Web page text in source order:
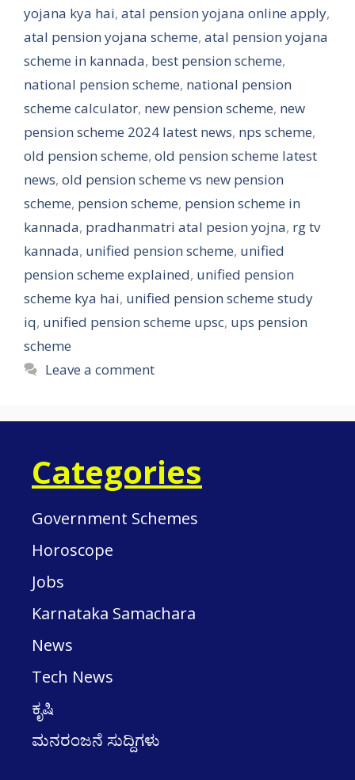
yojana kya hai, atal pension yojana online apply,
atal pension yojana scheme, atal pension yojana
scheme in kannada, best pension scheme,
national pension scheme, national pension
scheme calculator, new pension scheme, new
pension scheme 2024 latest news, nps scheme,
old pension scheme, old pension scheme latest
news, old pension scheme vs new pension
scheme, pension scheme, pension scheme in
kannada, pradhanmatri atal pesion yojna, rg tv
kannada, unified pension scheme, unified
pension scheme explained, unified pension
scheme kya hai, unified pension scheme study
iq, unified pension scheme upsc, ups pension
scheme
Leave a comment
Categories
Government Schemes
Horoscope
Jobs
Karnataka Samachara
News
Tech News
ಕೃಷಿ
ಮನರಂಜನೆ ಸುದ್ದಿಗಳು